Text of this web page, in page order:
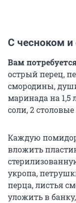
С чесноком
Вам
острый перец,
смородины,
маринада на 1,5
соли, 2
Каждую
вложить
укропа,
перца, листья
уложить в